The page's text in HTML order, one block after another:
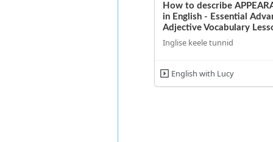
How to describe
in English - Essential
Adjective Vocabulary
Inglise keele tunnid
English with Lucy